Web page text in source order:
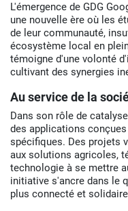
L'émergence de GDG
une nouvelle ère où les
de leur communauté,
écosystème local en
témoigne d'une volonté
cultivant des synergies
Au service de la
Dans son rôle de
des applications
spécifiques. Des projets
aux solutions agricoles,
technologie à se mettre
initiative s'ancre dans le
plus connecté et solidaire